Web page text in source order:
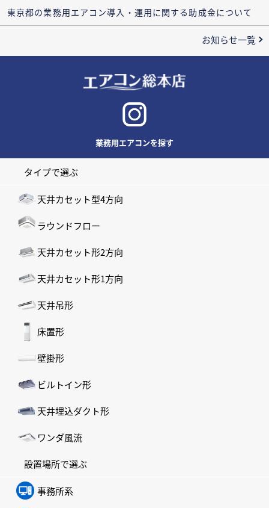
東京都の業務用エアコン導入・運用に関する助成金について
お知らせ一覧
業務用エアコンを探す
タイプで選ぶ
天井カセット型4方向
ラウンドフロー
天井カセット形2方向
天井カセット形1方向
天井吊形
床置形
壁掛形
ビルトイン形
天井埋込ダクト形
ワンダ風流
設置場所で選ぶ
事務所系